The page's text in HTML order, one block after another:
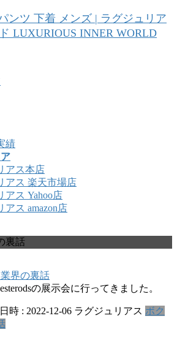
績
アス本店
アス 楽天市場店
アス Yahoo店
アス amazon店
裏話
界の裏話
の展示会に行ってきました。
時 : 2022-12-06 ラグジュリアス ボク